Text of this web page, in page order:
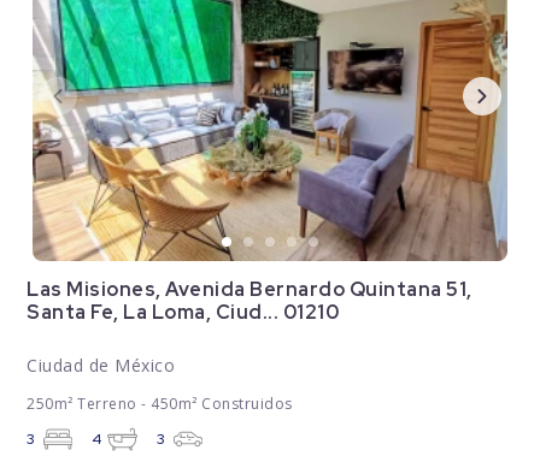
Las Misiones, Avenida Bernardo Quintana 51,
Santa Fe, La Loma, Ciud... 01210
Ciudad de México
250m² Terreno - 450m² Construidos
3 4 3